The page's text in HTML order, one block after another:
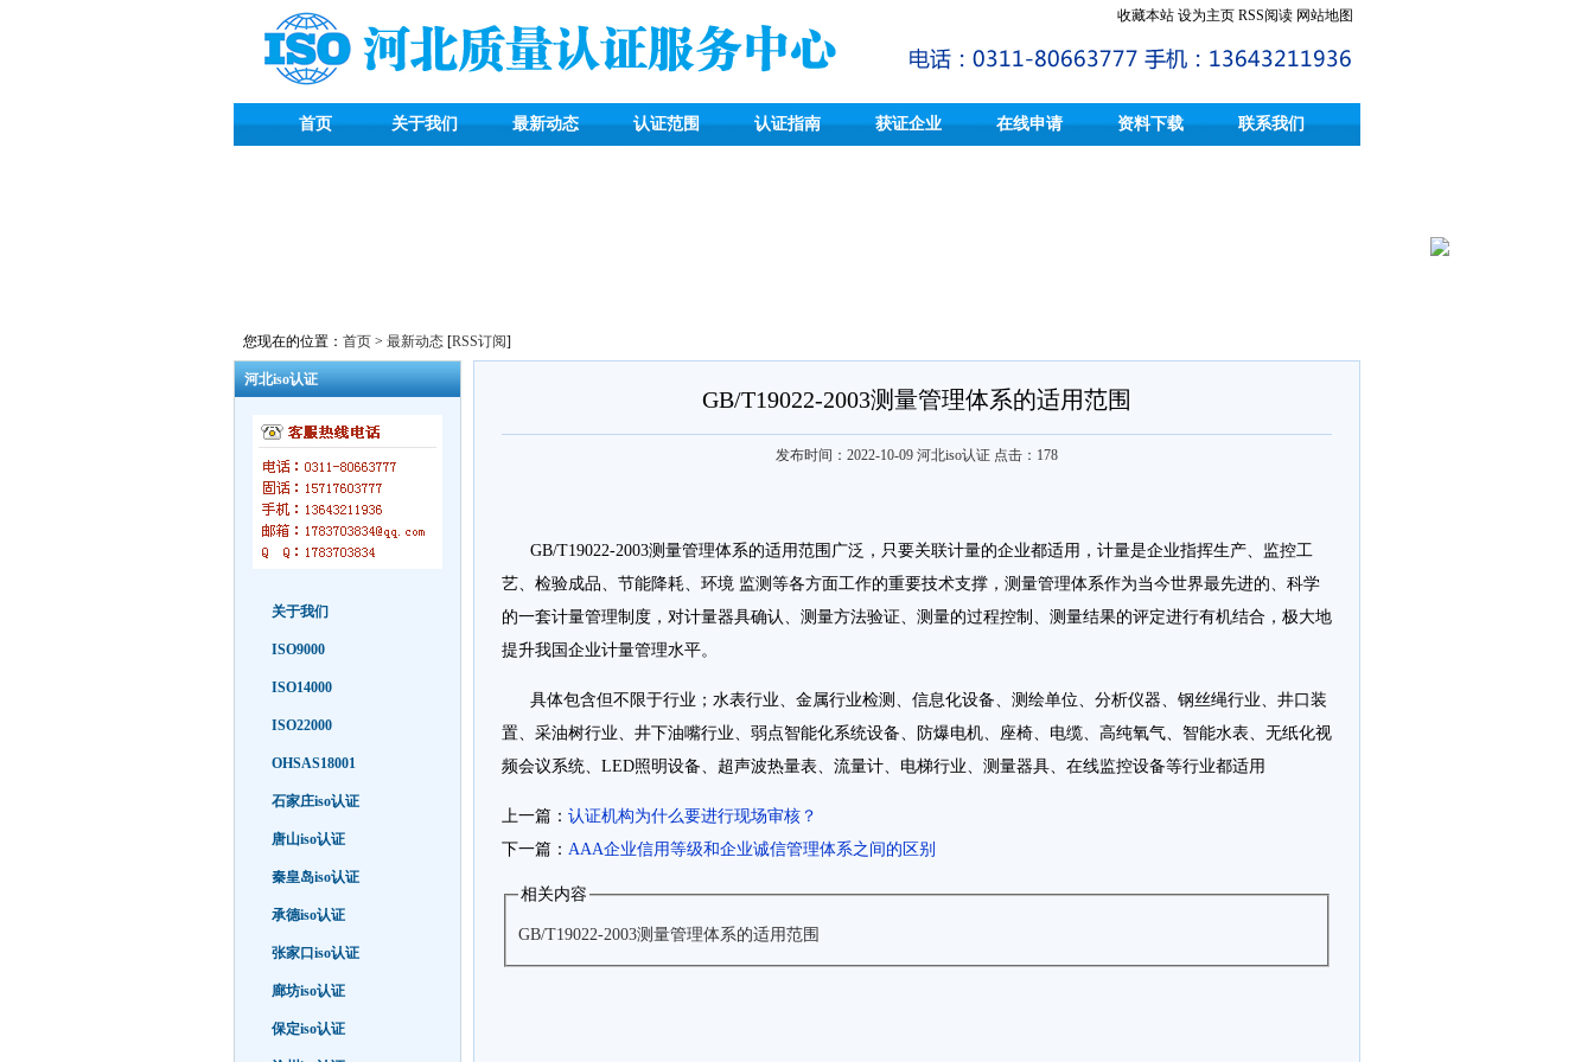
收藏本站 设为主页 RSS阅读 网站地图
首页 关于我们 最新动态 认证范围 认证指南 获证企业 在线申请 资料下载 联系我们
您现在的位置： 首页 > 最新动态 [RSS订阅]
河北iso认证
关于我们
ISO9000
ISO14000
ISO22000
OHSAS18001
石家庄iso认证
唐山iso认证
秦皇岛iso认证
承德iso认证
张家口iso认证
廊坊iso认证
保定iso认证
GB/T19022-2003测量管理体系的适用范围
发布时间：2022-10-09 河北iso认证 点击： 178
GB/T19022-2003测量管理体系的适用范围广泛，只要关联计量的企业都适用，计量是企业指挥生产、监控工
艺、检验成品、节能降耗、环境 监测等各方面工作的重要技术支撑，测量管理体系作为当今世界最先进的、科学
的一套计量管理制度，对计量器具确认、测量方法验证、测量的过程控制、测量结果的评定进行有机结合，极大地
提升我国企业计量管理水平。
具体包含但不限于行业；水表行业、金属行业检测、信息化设备、测绘单位、分析仪器、钢丝绳行业、井口装
置、采油树行业、井下油嘴行业、弱点智能化系统设备、防爆电机、座椅、电缆、高纯氧气、智能水表、无纸化视
频会议系统、LED照明设备、超声波热量表、流量计、电梯行业、测量器具、在线监控设备等行业都适用
上一篇： 认证机构为什么要进行现场审核？
下一篇： AAA企业信用等级和企业诚信管理体系之间的区别
相关内容
GB/T19022-2003测量管理体系的适用范围